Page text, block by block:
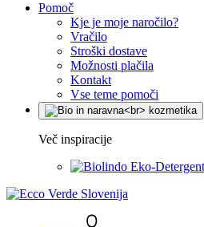
Pomoč
Kje je moje naročilo?
Vračilo
Stroški dostave
Možnosti plačila
Kontakt
Vse teme pomoči
Več inspiracije
Eko-